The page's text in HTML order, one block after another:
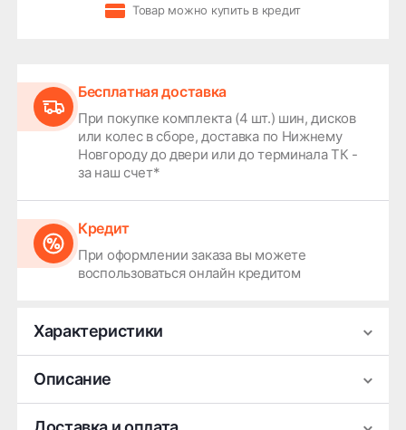
Товар можно купить в кредит
Бесплатная доставка
При покупке комплекта (4 шт.) шин, дисков
или колес в сборе, доставка по Нижнему
Новгороду до двери или до терминала ТК -
за наш счет*
Кредит
При оформлении заказа вы можете
воспользоваться онлайн кредитом
Характеристики
Производитель
Ширина
6.5
Диаметр
16
Описание
Легковой литой диск NEO 654 — стильный и